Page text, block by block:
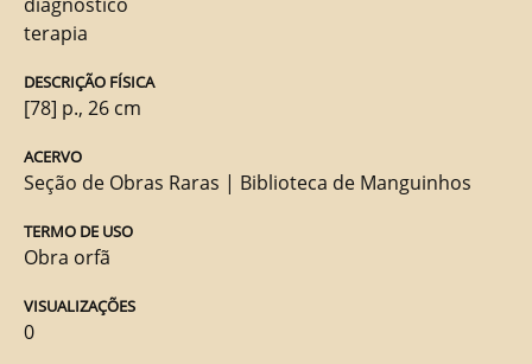
terapia
DESCRIÇÃO FÍSICA
[78] p., 26 cm
ACERVO
Seção de Obras Raras | Biblioteca de Manguinhos
TERMO DE USO
Obra orfã
VISUALIZAÇÕES
0